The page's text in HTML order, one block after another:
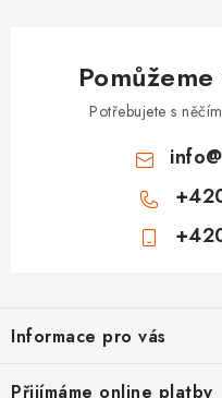
Potřebujete s
info@
p
a
Informace pro vás
Jak nakupovat
Přijímáme online platby